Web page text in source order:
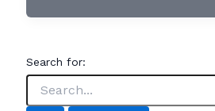
Search for: